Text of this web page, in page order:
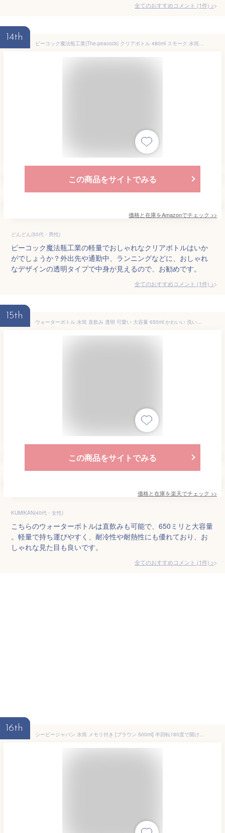
全てのおすすめコメント (1件) >
14th
ピーコック魔法瓶工業(The-peacock) クリアボトル 480ml スモーク 水筒 ウォーターボトル 軽量 シェイカー PPA-50 XH
この商品をサイトでみる
価格と在庫をAmazonでチェック >>
どんどん(50代・男性)
ピーコック魔法瓶工業の軽量でおしゃれなクリアボトルはいか
がでしょうか？外出先や通勤中、ランニングなどに、おしゃれ
なデザインの透明タイプで中身が見えるので、お勧めです。
全てのおすすめコメント (1件) >
15th
ウォーターボトル 水筒 直飲み 透明 可愛い 大容量 650ml かわいい 洗いやすい おしゃれ 大容量 携帯便利 軽量 耐冷耐熱 四季用 スポーツボトル 通勤 運動 学校 アウトドア ヨガ トレーニング クリア 運動水筒 スポーツ用 男の子 女の子 送料無料
この商品をサイトでみる
価格と在庫を楽天でチェック >>
KUMIKAN(40代・女性)
こちらのウォーターボトルは直飲みも可能で、650ミリと大容量
。軽量で持ち運びやすく、耐冷性や耐熱性にも優れており、お
しゃれな見た目も良いです。
全てのおすすめコメント (1件) >
16th
シービージャパン 水筒 メモリ付き [ブラウン 500ml] 半回転180度で開け閉め簡単 食器洗浄機OK パッキン一体型 BPAフリー 軽量 トライタン EDGE BOTTLE 500 mlte